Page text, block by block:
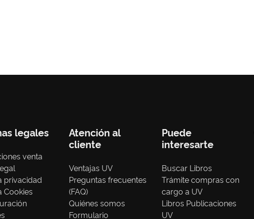
legales
venta
privacidad
Cookies
Atención al
cliente
Ventajas UV
Preguntas frecuentes
(FAQ)
Quiénes somos
Formulario
Puede
interesarte
Buscar Libros
Trámite compras con
cargo a UV
Libros Publicaciones
UV